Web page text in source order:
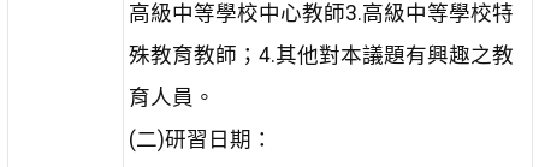
高級中等學校中心教師3.高級中等學校特
殊教育教師；4.其他對本議題有興趣之教
育人員。
(二)研習日期：